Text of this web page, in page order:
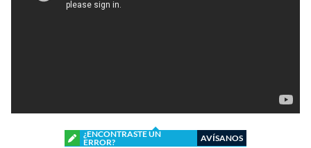
¿ENCONTRASTE UN
ERROR?
AVÍSANOS